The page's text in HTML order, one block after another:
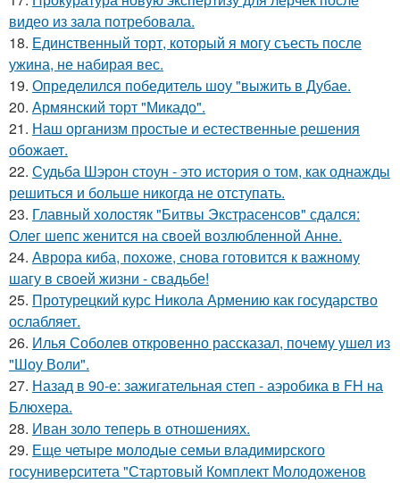
видео из зала потребовала.
18. Единственный торт, который я могу съесть после
ужина, не набирая вес.
19. Определился победитель шоу "выжить в Дубае.
20. Армянский торт "Микадо".
21. Наш организм простые и естественные решения
обожает.
22. Судьба Шэрон стоун - это история о том, как однажды
решиться и больше никогда не отступать.
23. Главный холостяк "Битвы Экстрасенсов" сдался:
Олег шепс женится на своей возлюбленной Анне.
24. Аврора киба, похоже, снова готовится к важному
шагу в своей жизни - свадьбе!
25. Протурецкий курс Никола Армению как государство
ослабляет.
26. Илья Соболев откровенно рассказал, почему ушел из
"Шоу Воли".
27. Назад в 90-е: зажигательная степ - аэробика в FH на
Блюхера.
28. Иван золо теперь в отношениях.
29. Еще четыре молодые семьи владимирского
госуниверситета "Стартовый Комплект Молодоженов